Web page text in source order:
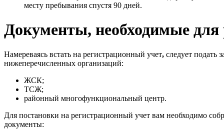
месту пребывания спустя 90 дней.
Документы, необходимые для
Намереваясь встать на регистрационный учет, следует подать
нижеперечисленных организаций:
ЖСК;
ТСЖ;
районный многофункциональный центр.
Для постановки на регистрационный учет вам необходимо
документы: